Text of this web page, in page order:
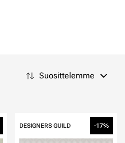
Suosittelemme
DESIGNERS GUILD -17%